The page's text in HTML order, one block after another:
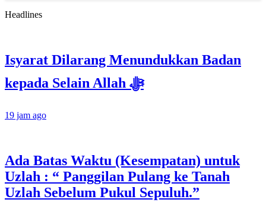
Headlines
Isyarat Dilarang Menundukkan Badan
kepada Selain Allah ﷻ
19 jam ago
Ada Batas Waktu (Kesempatan) untuk
Uzlah : “ Panggilan Pulang ke Tanah
Uzlah Sebelum Pukul Sepuluh.”